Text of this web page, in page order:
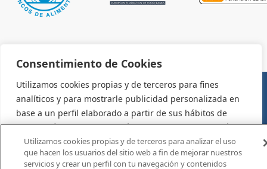
Consentimiento de Cookies
Utilizamos cookies propias y de terceros para fines
analíticos y para mostrarle publicidad personalizada en
base a un perfil elaborado a partir de sus hábitos de
navegación (por ejemplo, páginas visitadas). Para más
información consulte la política de cookies. Puede
aceptar todas las cookies pulsando el botón "Aceptar" o
AVISO LEGAL Y CONDICIONES DE USO
Utilizamos cookies propias y de terceros para analizar el uso
que hacen los usuarios del sitio web a fin de mejorar nuestros
servicios y crear un perfil con tu navegación y contenidos